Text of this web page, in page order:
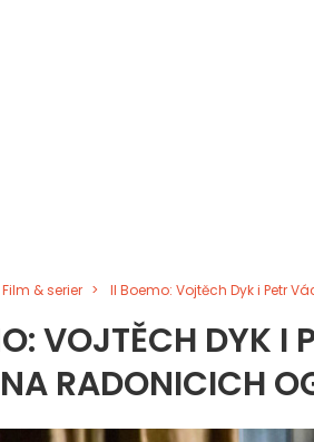
Film & serier Il Boemo: Vojtěch Dyk i Petr
VOJTĚCH DYK I
RADONICICH